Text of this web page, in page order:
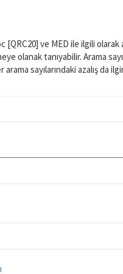
ve MED ile ilgili olarak
olanak tanıyabilir. Arama
sayılarındaki azalış da